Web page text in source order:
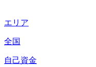
エリア
全国
自己資金